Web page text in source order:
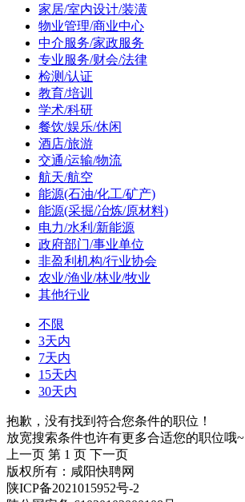
家居/室内设计/装潢
物业管理/商业中心
中介服务/家政服务
专业服务/财会/法律
检测/认证
教育/培训
学术/科研
餐饮/娱乐/休闲
酒店/旅游
交通/运输/物流
航天/航空
能源(石油/化工/矿产)
能源(采掘/冶炼/原材料)
电力/水利/新能源
政府部门/事业单位
非盈利机构/行业协会
农业/渔业/林业/牧业
其他行业
不限
3天内
7天内
15天内
30天内
抱歉，没有找到符合您条件的职位！
放宽搜索条件也许有更多合适您的职位哦~
上一页 第 1 页 下一页
版权所有：咸阳快聘网
陕ICP备2021015952号-2